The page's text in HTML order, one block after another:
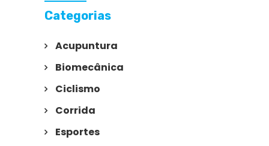
Categorias
Acupuntura
Biomecânica
Ciclismo
Corrida
Esportes